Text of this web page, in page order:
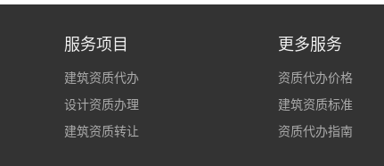
服务项目
建筑资质代办
设计资质办理
建筑资质转让
更多服务
资质代办价格
建筑资质标准
资质代办指南